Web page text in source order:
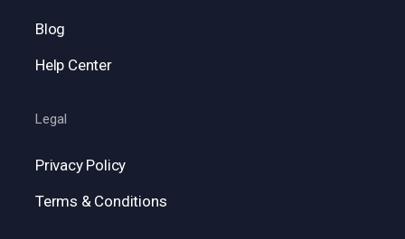
Blog
Help Center
Legal
Privacy Policy
Terms & Conditions